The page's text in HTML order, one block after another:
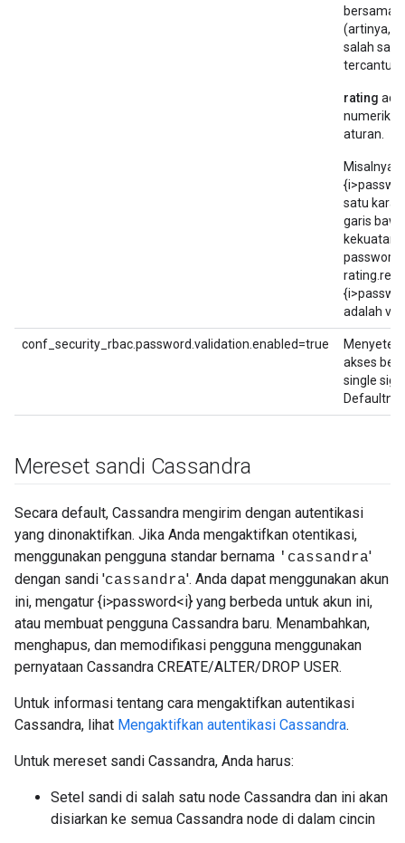
bersama
(artinya,
salah
rating
numerik
aturan.
Misalnya,
satu
garis
kekuatan
adalah
conf_security_rbac.password.validation.enabled=true
Menyetel
akses
single
Mereset sandi Cassandra
Secara default, Cassandra mengirim dengan autentikasi
yang dinonaktifkan. Jika Anda mengaktifkan otentikasi,
menggunakan pengguna standar bernama 'cassandra'
dengan sandi 'cassandra'. Anda dapat menggunakan akun
ini, mengatur {i>password<i} yang berbeda untuk akun ini,
atau membuat pengguna Cassandra baru. Menambahkan,
menghapus, dan memodifikasi pengguna menggunakan
pernyataan Cassandra CREATE/ALTER/DROP USER.
Untuk informasi tentang cara mengaktifkan autentikasi
Cassandra, lihat Mengaktifkan autentikasi Cassandra.
Untuk mereset sandi Cassandra, Anda harus:
Setel sandi di salah satu node Cassandra dan ini akan
disiarkan ke semua Cassandra node di dalam cincin